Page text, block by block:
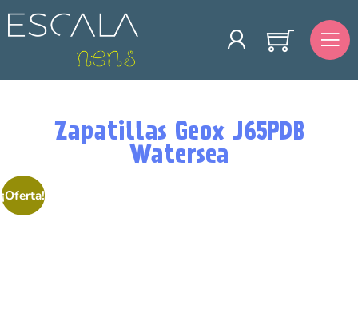
Zapatillas Geox J65PDB
Watersea
¡Oferta!